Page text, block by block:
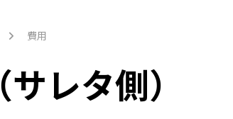
費用
レタ側）